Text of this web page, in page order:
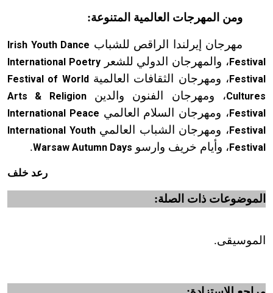
ومن المهرجات العالمية المتنوعة:
مهرجان إيرلندا الراقص للشباب Irish Youth Dance
Festival ، والمهرجان الدولي للشعرInternational Poetry
Festival ، ومهرجان الثقافات العالميةFestival of World
Cultures، ومهرجان الفنون والدينArts & Religion
Festival ، ومهرجان السلام العالمي International Peace
Festival ، ومهرجان الشباب العالميInternational Youth
Festival ، وأيام خريف وارسو Warsaw Autumn Days
.
رعد خلف
الموضوعات ذات الصلة:
الموسيقى.